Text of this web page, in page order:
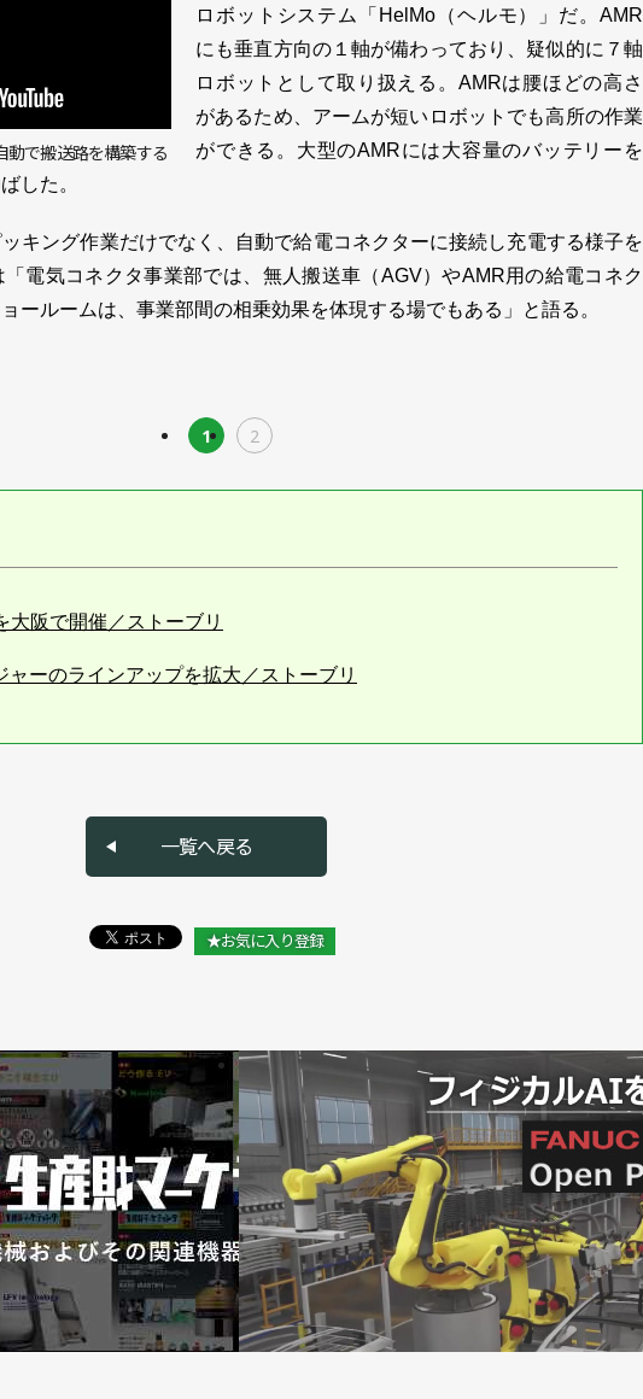
動で搬送路を構築する
ロボットシステム「HelMo（ヘルモ）」だ。AMR
にも垂直方向の１軸が備わっており、疑似的に７軸
ロボットとして取り扱える。AMRは腰ほどの高さ
があるため、アームが短いロボットでも高所の作業
ができる。大型のAMRには大容量のバッテリーを
した。
キング作業だけでなく、自動で給電コネクターに接続し充電する様子を
電気コネクタ事業部では、無人搬送車（AGV）やAMR用の給電コネク
ールームは、事業部間の相乗効果を体現する場でもある」と語る。
1 2
大阪で開催／ストーブリ
ャーのラインアップを拡大／ストーブリ
一覧へ戻る
★お気に入り登録